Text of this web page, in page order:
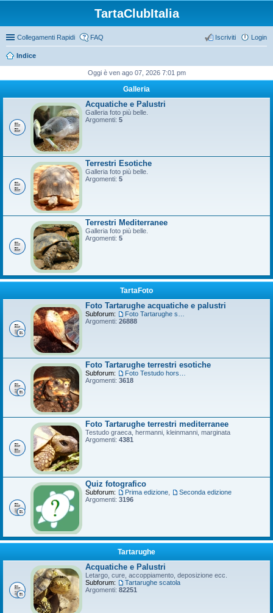
TartaClubItalia
Collegamenti Rapidi FAQ Login
Iscriviti
Indice
Oggi è ven ago 07, 2026 7:01 pm
Galleria
Acquatiche e Palustri
Galleria foto più belle.
Argomenti: 5
Terrestri Esotiche
Galleria foto più belle.
Argomenti: 5
Terrestri Mediterranee
Galleria foto più belle.
Argomenti: 5
TartaFoto
Foto Tartarughe acquatiche e palustri
Subforum:
Argomenti: 26888
Foto Tartarughe terrestri esotiche
Subforum:
Argomenti: 3618
Foto Tartarughe terrestri mediterranee
Testudo graeca, hermanni, kleinmanni, marginata
Argomenti: 4381
Quiz fotografico
Subforum: Prima edizione
Seconda edizione
Argomenti: 3196
Tartarughe
Acquatiche e Palustri
Letargo, cure, accoppiamento, deposizione ecc.
Subforum:
Tartarughe scatola
Argomenti: 82251